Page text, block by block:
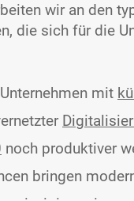
wir an den
die sich für die
mit
noch produktiver
bringen